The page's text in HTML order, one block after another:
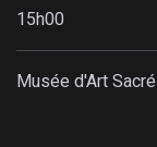
15h00
Musée d'Art Sacré